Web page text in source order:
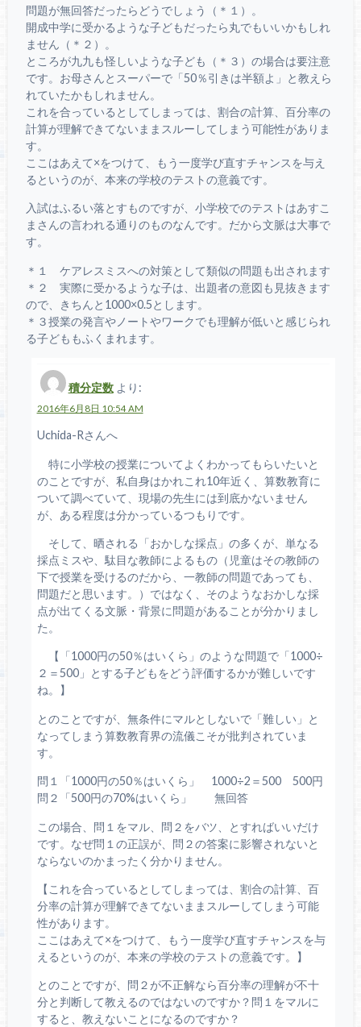
問題が無回答だったらどうでしょう（＊１）。
開成中学に受かるような子どもだったら丸でもいいかもしれ
ません（＊２）。
ところが九九も怪しいような子ども（＊３）の場合は要注意
です。お母さんとスーパーで「50％引きは半額よ」と教えら
れていたかもしれません。
これを合っているとしてしまっては、割合の計算、百分率の
計算が理解できてないままスルーしてしまう可能性がありま
す。
ここはあえて×をつけて、もう一度学び直すチャンスを与え
るというのが、本来の学校のテストの意義です。
入試はふるい落とすものですが、小学校でのテストはあすこ
まさんの言われる通りのものなんです。だから文脈は大事で
す。
＊１ ケアレスミスへの対策として類似の問題も出されます
＊２ 実際に受かるような子は、出題者の意図も見抜きます
ので、きちんと1000×0.5とします。
＊３授業の発言やノートやワークでも理解が低いと感じられ
る子どももふくまれます。
積分定数 より:
2016年6月8日 10:54 AM
Uchida-Rさんへ
特に小学校の授業についてよくわかってもらいたいと
のことですが、私自身はかれこれ10年近く、算数教育に
ついて調べていて、現場の先生には到底かないません
が、ある程度は分かっているつもりです。
そして、晒される「おかしな採点」の多くが、単なる
採点ミスや、駄目な教師によるもの（児童はその教師の
下で授業を受けるのだから、一教師の問題であっても、
問題だと思います。）ではなく、そのようなおかしな採
点が出てくる文脈・背景に問題があることが分かりまし
た。
【「1000円の50％はいくら」のような問題で「1000÷
２＝500」とする子どもをどう評価するかが難しいです
ね。】
とのことですが、無条件にマルとしないで「難しい」と
なってしまう算数教育界の流儀こそが批判されていま
す。
問１「1000円の50％はいくら」 1000÷2＝500 500円
問２「500円の70%はいくら」 無回答
この場合、問１をマル、問２をバツ、とすればいいだけ
です。なぜ問１の正誤が、問２の答案に影響されないと
ならないのかまったく分かりません。
【これを合っているとしてしまっては、割合の計算、百
分率の計算が理解できてないままスルーしてしまう可能
性があります。
ここはあえて×をつけて、もう一度学び直すチャンスを与
えるというのが、本来の学校のテストの意義です。】
とのことですが、問２が不正解なら百分率の理解が不十
分と判断して教えるのではないのですか？問１をマルに
すると、教えないことになるのですか？